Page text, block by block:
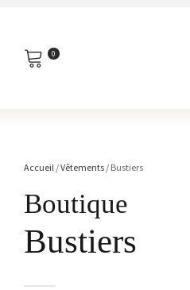
0
Accueil /Vêtements / Bustiers
Boutique
Bustiers